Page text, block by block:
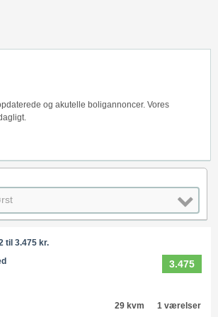
og akutelle boligannoncer. Vores
til 3.475 kr.
3.475
29 kvm
1 værelser